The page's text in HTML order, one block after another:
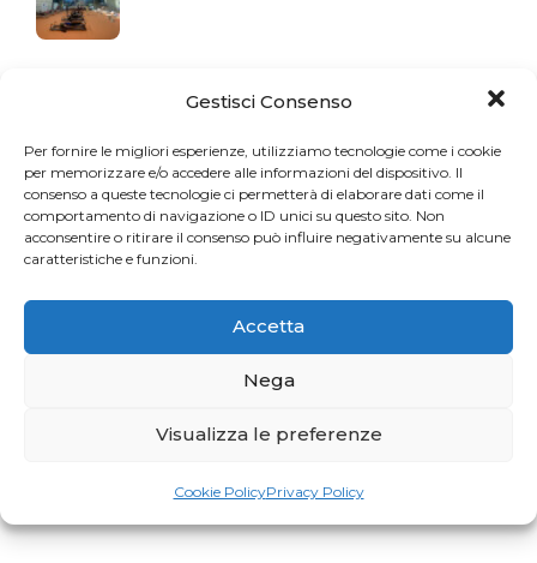
Gestisci Consenso
Per fornire le migliori esperienze, utilizziamo tecnologie come i cookie
per memorizzare e/o accedere alle informazioni del dispositivo. Il
consenso a queste tecnologie ci permetterà di elaborare dati come il
comportamento di navigazione o ID unici su questo sito. Non
acconsentire o ritirare il consenso può influire negativamente su alcune
caratteristiche e funzioni.
Accetta
Nega
Visualizza le preferenze
Cookie PolicyPrivacy Policy